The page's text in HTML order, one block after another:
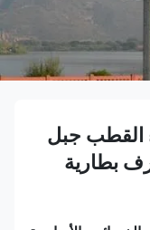
القطب جبل
19 بوصة رف بطارية